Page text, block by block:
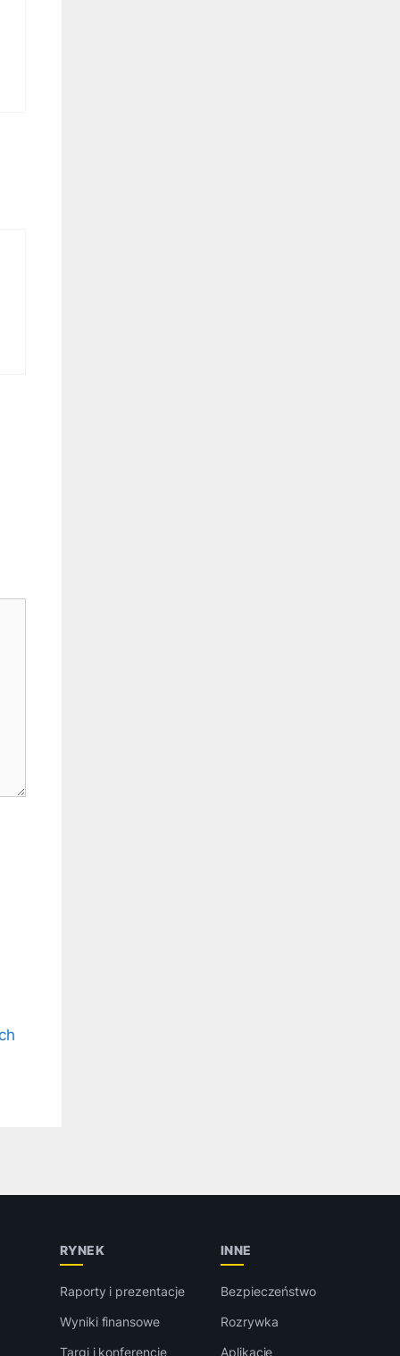
RYNEK
Raporty i prezentacje
Wyniki finansowe
Targi i konferencje
INNE
Bezpieczeństwo
Rozrywka
Aplikacje